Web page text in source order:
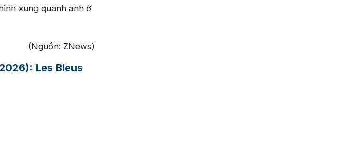
xung quanh anh ở
(Nguồn: ZNews)
Les Bleus